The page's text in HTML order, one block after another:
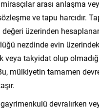
arası anlaşma
ve tapu harcıdır.
üzerinden
nezdinde evin
veya takyidat olup
mülkiyetin tamamen
devralırken